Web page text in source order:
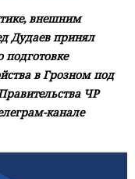
внешним
Дудаев принял
подготовке
в Грозном под
ЧР
канале